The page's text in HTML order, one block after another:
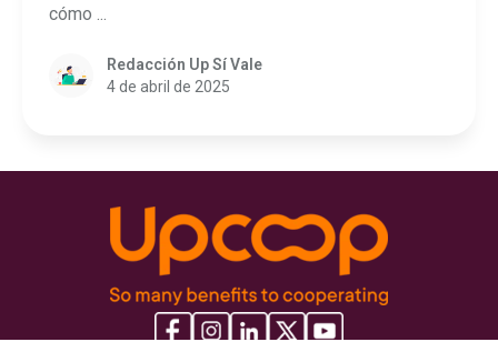
cómo ...
Redacción Up Sí Vale
4 de abril de 2025